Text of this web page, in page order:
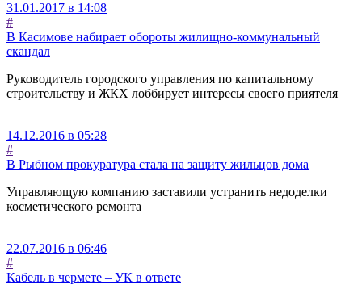
31.01.2017 в 14:08
#
В Касимове набирает обороты жилищно-коммунальный
скандал
Руководитель городского управления по капитальному
строительству и ЖКХ лоббирует интересы своего приятеля
14.12.2016 в 05:28
#
В Рыбном прокуратура стала на защиту жильцов дома
Управляющую компанию заставили устранить недоделки
косметического ремонта
22.07.2016 в 06:46
#
Кабель в чермете – УК в ответе